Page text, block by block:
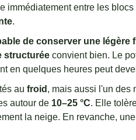
immédiatement entre les
.
de conserver une légère
structurée convient bien. Le
en quelques heures peut
aufroid , mais aussi l'un des
autour de 10–25 °C. Elle
la neige. En revanche,